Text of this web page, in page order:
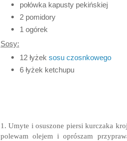
połówka kapusty pekińskiej
2 pomidory
1 ogórek
Sosy:
12 łyżek sosu czosnkowego
6 łyżek ketchupu
1. Umyte i osuszone piersi kurczaka
polewam olejem i oprószam